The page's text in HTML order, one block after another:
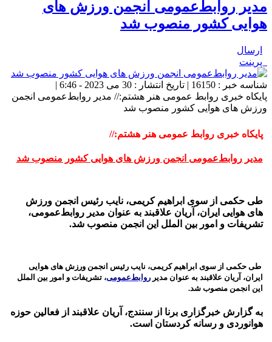
مدیر روابط‌عمومی‌‌‌‌‌‌‌‌‌‌‌ انجمن ورزش های
هوایی کشور منصوب شد
ارسال
پرینت
شناسه خبر : 16150 | تاریخ انتشار : 30 می 2023 - 6:46 |
پایکاه خبری روابط عمومی هنر هشتم:// مدیر روابط‌عمومی‌‌‌‌‌‌‌‌‌‌‌ انجمن
ورزش های هوایی کشور منصوب شد
پایکاه خبری روابط عمومی هنر هشتم://
مدیر روابط‌عمومی‌‌‌‌‌‌‌‌‌‌‌ انجمن ورزش های هوایی کشور منصوب شد
طی حکمی از سوی ابراهیم کریمی، نایب رئیس انجمن ورزش
های هوایی ایران، آریان علاقبند به عنوان مدیر روابط‌عمومی،
تشریفات و امور بین الملل این انجمن منصوب شد.
طی حکمی از سوی ابراهیم کریمی، نایب رئیس انجمن ورزش های هوایی
ایران، آریان علاقبند به عنوان مدیرروابط‌عمومی، تشریفات و امور بین الملل
این انجمن منصوب شد.
به گزارش خبرگزاری برنا از سنندج، آریان علاقبند از فعالین حوزه
هوانوردی و رسانه کردستان است.